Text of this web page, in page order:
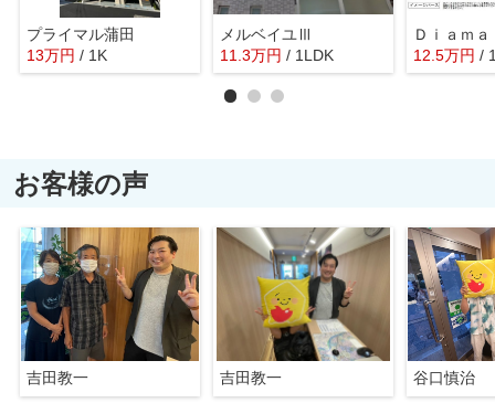
プライマル蒲田
13万円 / 1K
メルベイユⅢ
11.3万円 / 1LDK 12.5万円 /
お客様の声
吉田教一 吉田教一 谷口慎治